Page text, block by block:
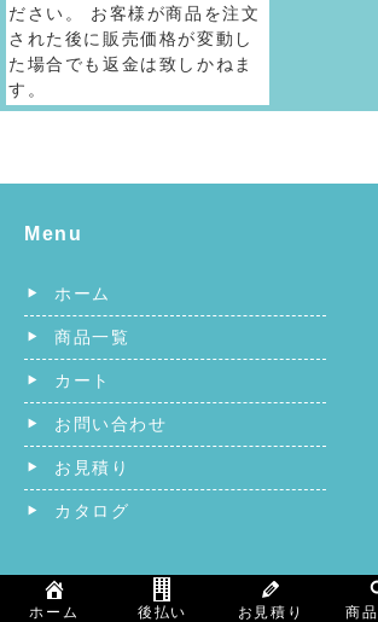
ださい。 お客様が商品を注文
された後に販売価格が変動し
た場合でも返金は致しかねま
す。
Menu
ホーム
商品一覧
カート
お問い合わせ
お見積り
カタログ
ホーム 後払い お見積り 商